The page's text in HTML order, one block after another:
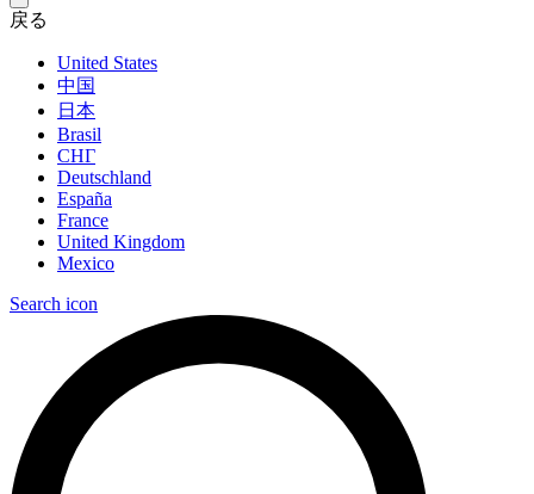
戻る
United States
中国
日本
Brasil
СНГ
Deutschland
España
France
United Kingdom
Mexico
Search icon